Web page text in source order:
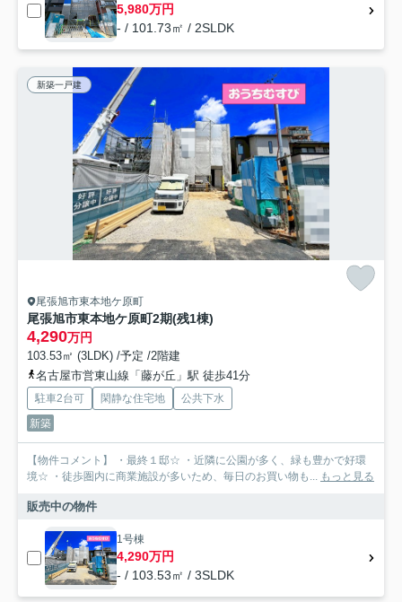
5,980万円
- / 101.73㎡ / 2SLDK
新築一戸建
尾張旭市東本地ケ原町
尾張旭市東本地ケ原町2期(残1棟)
4,290万円
103.53㎡ (3LDK) /予定 /2階建
名古屋市営東山線「藤が丘」駅 徒歩41分
駐車2台可 閑静な住宅地
公共下水
新築
【物件コメント】 ・最終１邸☆ ・近隣に公園が多く、緑も豊かで好環
境☆ ・徒歩圏内に商業施設が多いため、毎日のお買い物も... もっと見る
販売中の物件
1号棟
4,290万円
- / 103.53㎡ / 3SLDK